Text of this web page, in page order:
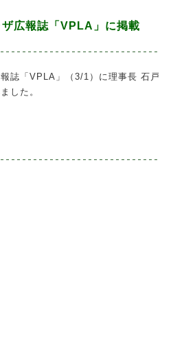
広報誌「VPLA」に掲載
誌「VPLA」（3/1）に理事長 石戸
した。